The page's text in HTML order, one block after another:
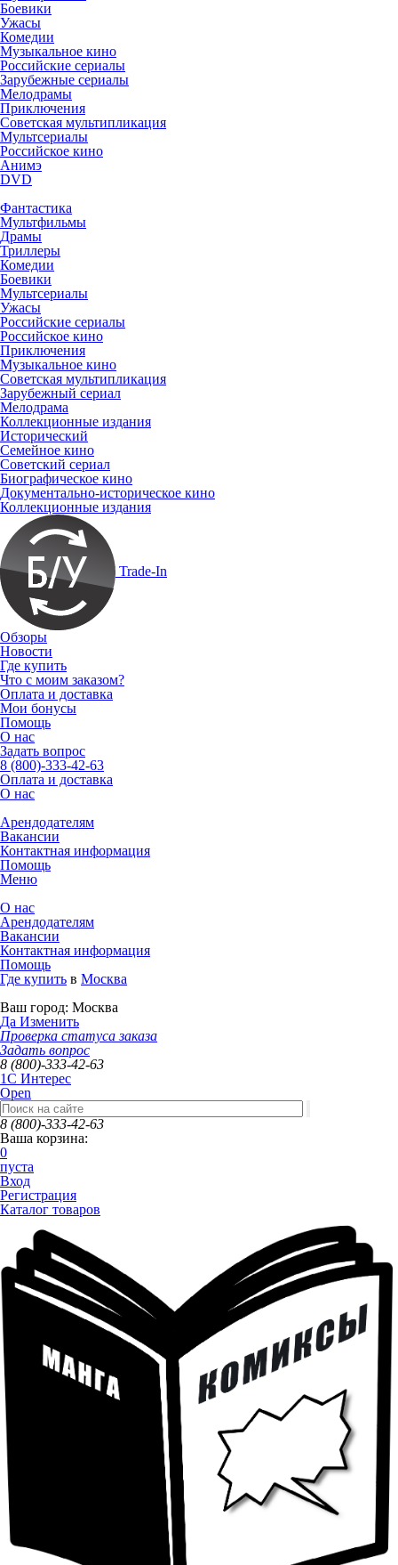
Боевики
Ужасы
Комедии
Музыкальное кино
Российские сериалы
Зарубежные сериалы
Мелодрамы
Приключения
Советская мультипликация
Мультсериалы
Российское кино
Анимэ
DVD
Фантастика
Мультфильмы
Драмы
Триллеры
Комедии
Боевики
Мультсериалы
Ужасы
Российские сериалы
Российское кино
Приключения
Музыкальное кино
Советская мультипликация
Зарубежный сериал
Мелодрама
Коллекционные издания
Исторический
Семейное кино
Советский сериал
Биографическое кино
Документально-историческое кино
Коллекционные издания
Trade-In
Обзоры
Новости
Где купить
Что с моим заказом?
Оплата и доставка
Мои бонусы
Помощь
О нас
Задать вопрос
8 (800)-333-42-63
Оплата и доставка
О нас
Арендодателям
Вакансии
Контактная информация
Помощь
Меню
О нас
Арендодателям
Вакансии
Контактная информация
Помощь
Где купить в Москва
Ваш город: Москва
Да Изменить
Проверка статуса заказа
Задать вопрос
8 (800)-333-42-63
1C Интерес
Open
8 (800)-333-42-63
Ваша корзина:
0
пуста
Вход
Регистрация
Каталог товаров